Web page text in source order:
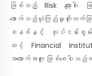
ဖြစ်သည့် Risk လျော့ပါး
ဖောက်သည်ယုံကြည်မှုတိုးတက်
စနစ်နှင့် လုပ်ငန်းစွမ်း
ဆင့် Financial
အထောက်အကူ ဖြစ်စေပါသည်။